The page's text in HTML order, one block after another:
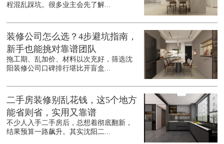
程混乱踩坑。很多业主会先了解...
装修公司怎么选？4步避坑指南，
新手也能挑对靠谱团队
拖工期、乱加价、材料以次充好，筛选沈
阳装修公司口碑排行堪比开盲盒...
二手房装修别乱花钱，这5个地方
能省则省，实用又靠谱
不少人入手二手房后，总想着彻底翻新，
结果预算一路飙升。其实沈阳二...